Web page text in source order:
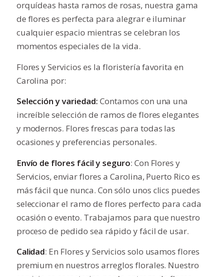
orquídeas hasta ramos de rosas, nuestra gama
de flores es perfecta para alegrar e iluminar
cualquier espacio mientras se celebran los
momentos especiales de la vida.
Flores y Servicios es la floristería favorita en
Carolina por:
Selección y variedad: Contamos con una una
increíble selección de ramos de flores elegantes
y modernos. Flores frescas para todas las
ocasiones y preferencias personales.
Envío de flores fácil y seguro: Con Flores y
Servicios, enviar flores a Carolina, Puerto Rico es
más fácil que nunca. Con sólo unos clics puedes
seleccionar el ramo de flores perfecto para cada
ocasión o evento. Trabajamos para que nuestro
proceso de pedido sea rápido y fácil de usar.
Calidad: En Flores y Servicios solo usamos flores
premium en nuestros arreglos florales. Nuestro